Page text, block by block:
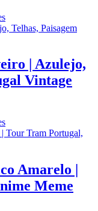
en
la
producto
Este
producto
variantes.
Las
opciones
en
la
producto
| Azulejo,
Vintage
Este
producto
variantes.
Las
opciones
Amarelo |
Meme